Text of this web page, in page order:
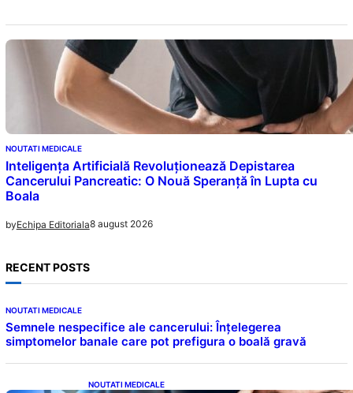
NOUTATI MEDICALE
Inteligența Artificială Revoluționează Depistarea
Cancerului Pancreatic: O Nouă Speranță în Lupta cu
Boala
byEchipa Editoriala8 august 2026
RECENT POSTS
NOUTATI MEDICALE
Semnele nespecifice ale cancerului: Înțelegerea
simptomelor banale care pot prefigura o boală gravă
NOUTATI MEDICALE